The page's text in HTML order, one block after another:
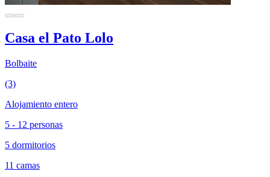
Casa el Pato Lolo
Bolbaite
(3)
Alojamiento entero
5 - 12 personas
5 dormitorios
11 camas